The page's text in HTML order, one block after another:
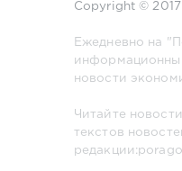
Copyright ©
Ежедневно на
новости
Читайте
текстов